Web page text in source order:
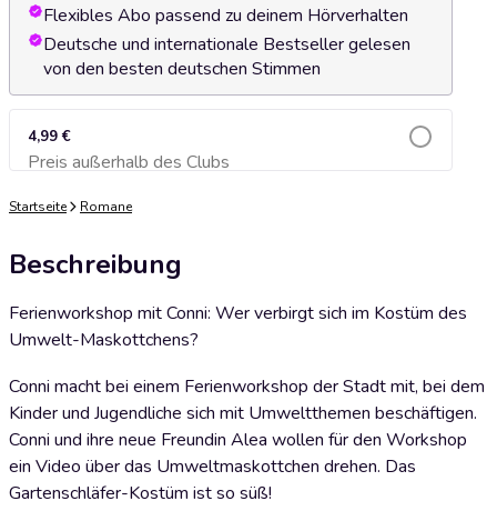
Flexibles Abo passend zu deinem Hörverhalten
Deutsche und internationale Bestseller gelesen
von den besten deutschen Stimmen
4,99 €
Preis außerhalb des ClubsZum Warenkorb hinzufügen
Startseite Romane
Beschreibung
Ferienworkshop mit Conni: Wer verbirgt sich im Kostüm des
Umwelt-Maskottchens?
Conni macht bei einem Ferienworkshop der Stadt mit, bei dem
Kinder und Jugendliche sich mit Umweltthemen beschäftigen.
Conni und ihre neue Freundin Alea wollen für den Workshop
ein Video über das Umweltmaskottchen drehen. Das
Gartenschläfer-Kostüm ist so süß!